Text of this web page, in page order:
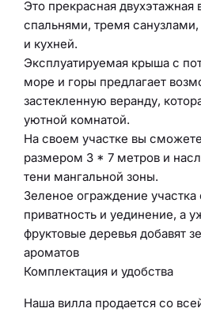
Это прекрасная двухэтажная
спальнями, тремя
и кухней.
Эксплуатируемая крыша с
море и горы предлагает
застекленную веранду,
уютной комнатой.
На своем участке вы
размером 3 * 7 метров и
тени мангальной зоны.
Зеленое ограждение участка
приватность и уединение, а
фруктовые деревья добавят
ароматов
Комплектация и удобства
Наша вилла продается со